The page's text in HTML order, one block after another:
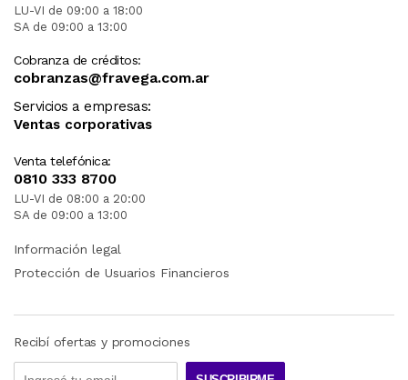
LU-VI de 09:00 a 18:00
SA de 09:00 a 13:00
Cobranza de créditos:
cobranzas@fravega.com.ar
Servicios a empresas:
Ventas corporativas
Venta telefónica:
0810 333 8700
LU-VI de 08:00 a 20:00
SA de 09:00 a 13:00
Información legal
Protección de Usuarios Financieros
Recibí ofertas y promociones